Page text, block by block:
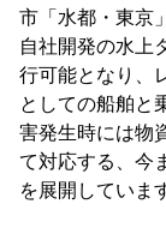
市「水都・東京
自社開発の水上
行可能となり、
としての船舶と
害発生時には物
て対応する、今
を展開していま